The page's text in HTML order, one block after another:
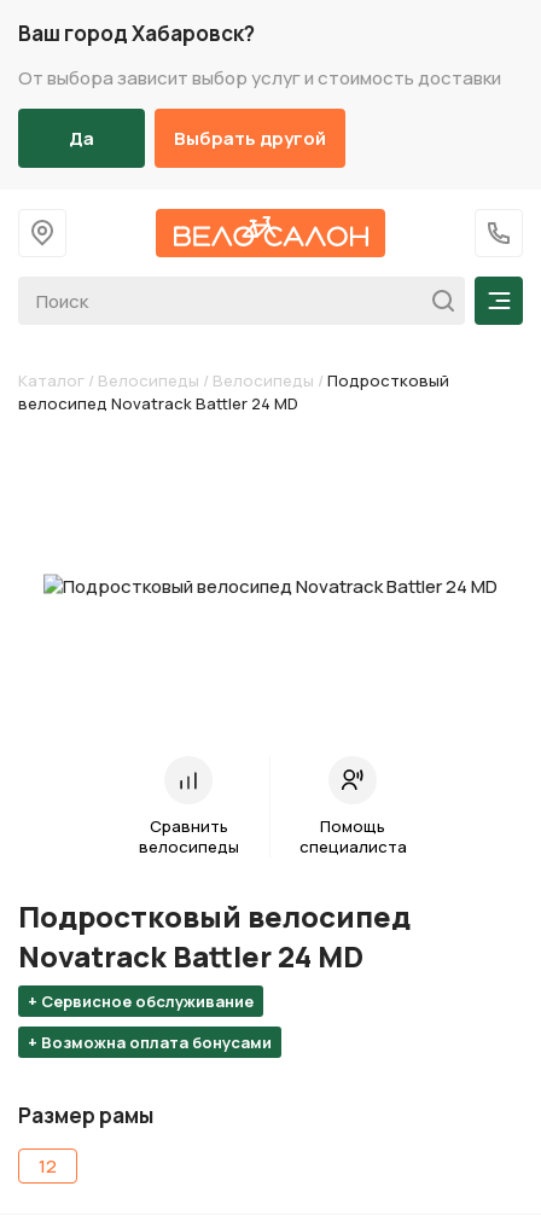
Ваш город Хабаровск?
От выбора зависит выбор услуг и стоимость доставки
Да Выбрать другой
На главную
+7
Каталог / Велосипеды / Велосипеды / Подростковый
велосипед Novatrack Battler 24 MD
Сравнить
велосипеды
Помощь
специалиста
+ Сервисное обслуживание
+ Возможна оплата бонусами
Подростковый велосипед
Novatrack Battler 24 MD
Размер рамы
12